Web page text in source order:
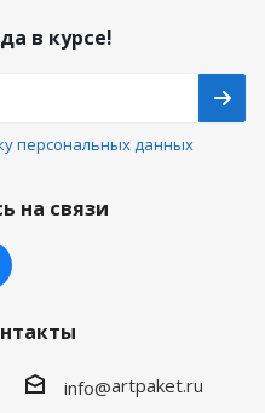
в курсе!
персональных данных
на связи
info@artpaket.ru